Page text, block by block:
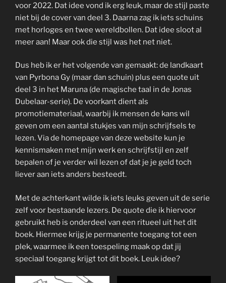
voor 2022. Dat idee vond ik erg leuk, maar de stijl paste
niet bij de cover van deel 3. Daarna zag ik iets schuins
met horloges en twee wereldbollen. Dat idee sloot al
meer aan! Maar ook die stijl was het net niet.
Dus heb ik er het volgende van gemaakt: de landkaart
van Pyrbona Gy (maar dan schuin) plus een quote uit
deel 3 in het Maruna (de magische taal in de Jonas
Dubelaar-serie). De voorkant dient als
promotiemateriaal, waarbij ik mensen de kans wil
geven om een aantal stukjes van mijn schrijfsels te
lezen. Via de homepage van deze website kun je
kennismaken met mijn werk en schrijfstijl en zelf
bepalen of je verder wil lezen of dat je je geld toch
liever aan iets anders besteedt.
Met de achterkant wilde ik iets leuks geven uit de serie
zelf voor bestaande lezers. De quote die ik hiervoor
gebruikt heb is onderdeel van een ritueel uit het dit
boek. Hiermee krijg je permanente toegang tot een
plek, waarmee ik een toespeling maak op dat jij
speciaal toegang krijgt tot dit boek. Leuk idee?